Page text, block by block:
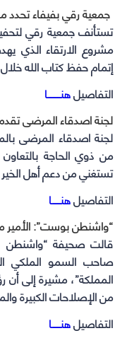
جمعية رقي بفيفاء تحدد
تستأنف جمعية رقي
مشروع الارتقاء الذي
إتمام حفظ كتاب الله
التفاصيلهنـــــــــا
لجنة اصدقاء المرضى
لجنة اصدقاء المرضى
من ذوي الحاجة
تستغني من دعم أهل الخير
التفاصيلهنــــــا
“واشنطن بوست”: الأمير
قالت صحيفة “واشنطن
صاحب السمو الملكي
من الإصلاحات الكبيرة
التفاصيلهنــــــا